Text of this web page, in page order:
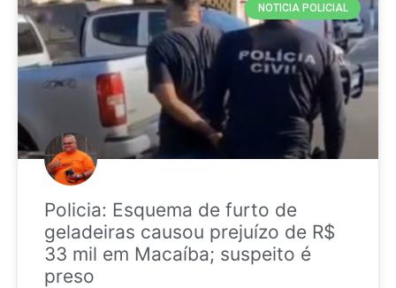
NOTICIA POLICIAL
Policia: Esquema de furto de
geladeiras causou prejuízo de R$
33 mil em Macaíba; suspeito é
preso